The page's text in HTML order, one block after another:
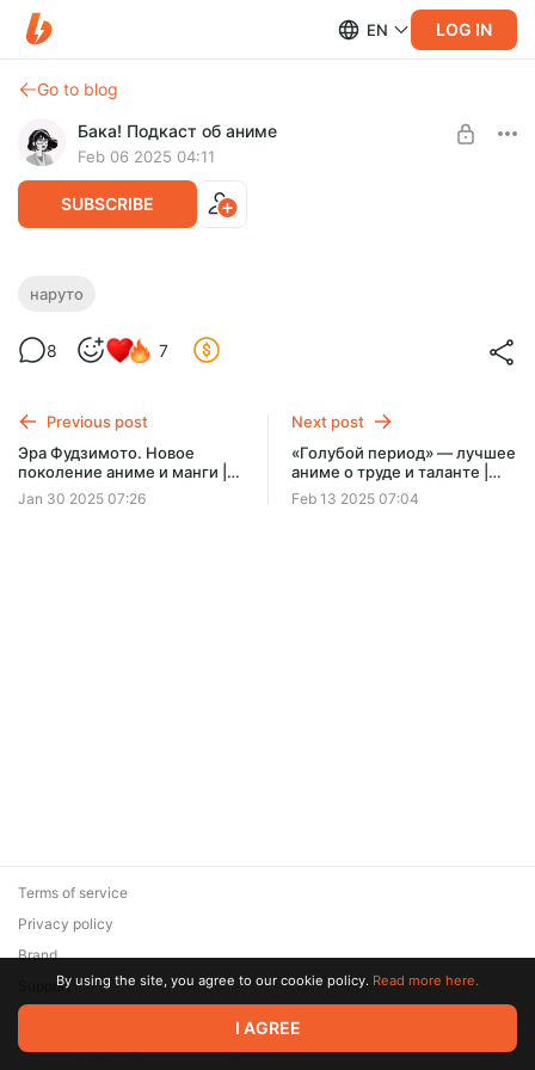
EN LOG IN
Go to blog
Бака! Подкаст об аниме
Feb 06 2025 04:11
SUBSCRIBE
Наруто | Повесть о доблестном
Спустя два года мы решили наконец-то вернуться к
OVA-эпизоды
наруто
8 7
Previous post
Эра Фудзимото. Новое
поколение аниме и манги |
Видеоэссе
Jan 30 2025 07:26
Next post
«Голубой период» — лучшее
аниме о труде и таланте |
Видеоэссе
Feb 13 2025 07:04
© 2026 Zaya Solutions Limited. All rights reserved. All trademarks
are the property of their respective owners.
Terms of service
Privacy policy
Brand
SupportBy using the site, you agree to our cookie policy. Read more here.
I AGREE